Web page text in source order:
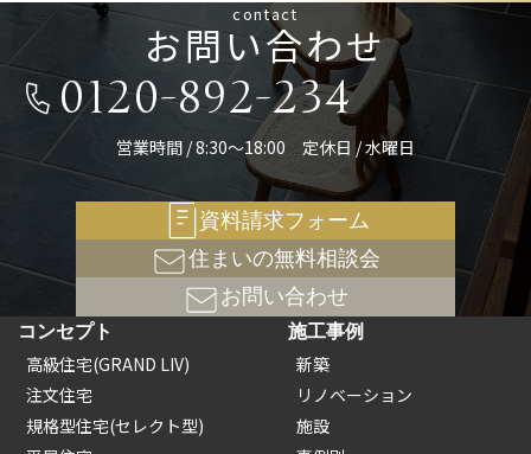
contact
お問い合わせ
0120-892-234
営業時間 / 8:30～18:00 定休日 / 水曜日
資料請求フォーム
住まいの無料相談会
お問い合わせ
コンセプト
高級住宅(GRAND LIV)
注文住宅
規格型住宅(セレクト型)
施工事例
新築
リノベーション
施設